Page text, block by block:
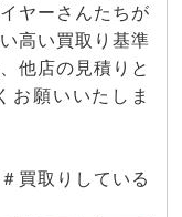
ヤーさんたちが
高い買取り基準
他店の見積りと
お願いいたしま
取りしている